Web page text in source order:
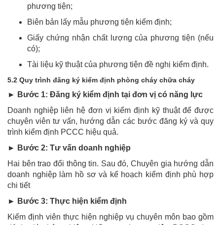
phương tiện;
Biên bản lấy mẫu phương tiện kiểm định;
Giấy chứng nhận chất lượng của phương tiện (nếu
có);
Tài liệu kỹ thuật của phương tiện đề nghị kiểm định.
5.2 Quy trình đăng ký kiểm định phòng cháy chữa cháy
► Bước 1: Đăng ký kiểm định tại đơn vị có năng lực
Doanh nghiệp liên hệ đơn vị kiểm định kỹ thuật để được
chuyên viên tư vấn, hướng dẫn các bước đăng ký và quy
trình kiểm định PCCC hiệu quả.
► Bước 2: Tư vấn doanh nghiệp
Hai bên trao đổi thông tin. Sau đó, Chuyên gia hướng dẫn
doanh nghiệp làm hồ sơ và kế hoạch kiểm định phù hợp
chi tiết
► Bước 3: Thực hiện kiểm định
Kiểm định viên thực hiện nghiệp vụ chuyên môn bao gồm